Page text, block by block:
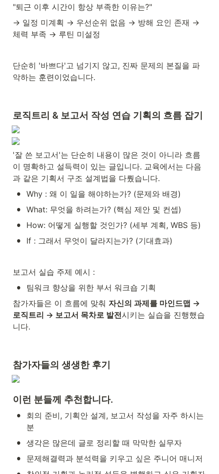
"퇴근 이후 시간이 항상 부족한 이유는?"
→ 일정 미계획 → 우선순위 없음 → 방해 요인 존재 →
체력 부족 → 루틴 미설정
단순히 '바쁘다'고 넘기지 않고, 진짜 문제의 본질을 파
악하는 훈련이었습니다.
로직트리 & 보고서 작성 연습 기획의 흐름 잡기
'잘 쓴 보고서'는 단순히 내용이 많은 것이 아니라 흐름
이 명확하고 설득력이 있는 글입니다. 교육에서는 다음
과 같은 기획서 구조 설계법을 다뤘습니다.
• Why : 왜 이 일을 해야하는가? (문제와 배경)
• What: 무엇을 하려는가? (핵심 제안 및 컨셉)
• How: 어떻게 실행할 것인가? (세부 계획, WBS 등)
• If : 그래서 무엇이 달라지는가? (기대효과)
보고서 실습 주제 예시 :
•
팀워크 향상을 위한 부서 워크숍 기획
참가자들은 이 흐름에 맞춰 자신의 과제를 마인드맵 →
로직트리 → 보고서 목차로 발전시키는 실습을 진행했습
니다.
참가자들의 생생한 후기
이런 분들께 추천합니다.
•
회의 준비, 기획안 설계, 보고서 작성을 자주 하시는
분
• 생각은 많은데 글로 정리할 때 막막한 실무자
• 문제해결력과 분석력을 키우고 싶은 주니어 매니저